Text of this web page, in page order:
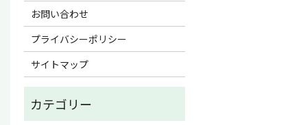
お問い合わせ
プライバシーポリシー
サイトマップ